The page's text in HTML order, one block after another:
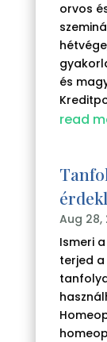
orvos
és
read
Aug 28,
Ismeri
terjed